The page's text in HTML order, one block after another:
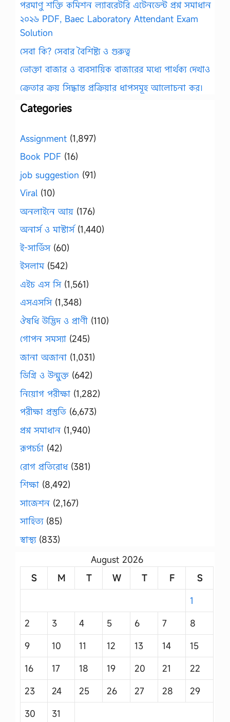
পরমাণু শক্তি কমিশন ল্যাবরেটরি এটেনডেন্ট প্রশ্ন সমাধান
২০২৬ PDF, Baec Laboratory Attendant Exam
Solution
সেবা কি? সেবার বৈশিষ্ট্য ও গুরুত্ব
ভোক্তা বাজার ও ব্যবসায়িক বাজারের মধ্যে পার্থক্য দেখাও
ক্রেতার ক্রয় সিদ্ধান্ত প্রক্রিয়ার ধাপসমূহ আলোচনা কর।
Categories
Assignment (1,897)
Book PDF (16)
job suggestion (91)
Viral (10)
অনলাইনে আয় (176)
অনার্স ও মাস্টার্স(1,440)
ই-সার্ভিস(60)
ইসলাম(542)
এইচ এস সি(1,561)
এসএসসি(1,348)
ঔষধি উদ্ভিদ ও প্রাণী (110)
গোপন সমস্যা (245)
জানা অজানা (1,031)
ডিগ্রি ও উন্মুক্ত (642)
নিয়োগ পরীক্ষা (1,282)
পরীক্ষা প্রস্তুতি (6,673)
প্রশ্ন সমাধান (1,940)
রূপচর্চা (42)
রোগ প্রতিরোধ(381)
শিক্ষা (8,492)
সাজেশন (2,167)
সাহিত্য(85)
স্বাস্থ্য(833)
August 2026
S
M T W T F
S
1
2
3 4 5 6 7
8
9
10 11 12 13 14
15
16
17 18 19 20 21
22
23
24 25 26 27 28
29
30
31